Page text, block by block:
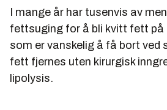
I mange år har tusenvis av
fettsuging for å bli kvitt fett på
som er vanskelig å få bort ved
fett fjernes uten kirurgisk
lipolysis.